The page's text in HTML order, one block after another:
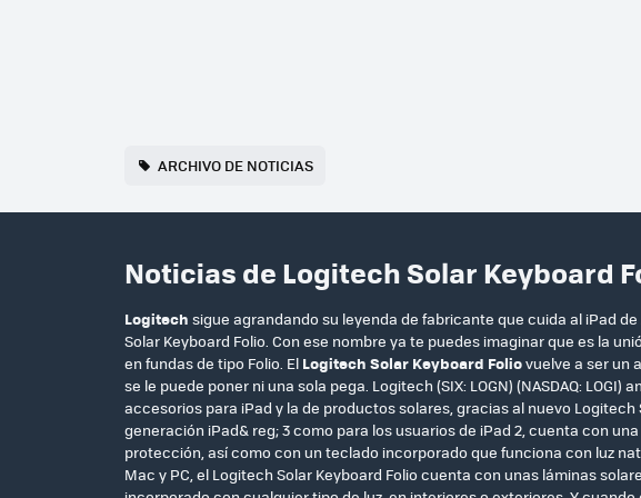
ARCHIVO DE NOTICIAS
Noticias de Logitech Solar Keyboard
Logitech sigue agrandando su leyenda de fabricante que cuida al iPad
Solar Keyboard Folio. Con ese nombre ya te puedes imaginar que es la
en fundas de tipo Folio. El Logitech Solar Keyboard Foliovuelve a ser un
se le puede poner ni una sola pega. Logitech (SIX: LOGN) (NASDAQ:
accesorios para iPad y la de productos solares, gracias al nuevo
generación iPad& reg; 3 como para los usuarios de iPad 2, cuenta con
protección, así como con un teclado incorporado que funciona con luz
Mac y PC, el Logitech Solar Keyboard Folio cuenta con unas láminas